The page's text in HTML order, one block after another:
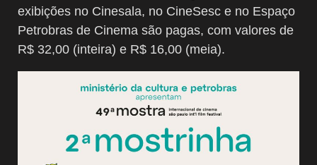
exibições no Cinesala, no CineSesc e no Espaço
Petrobras de Cinema são pagas, com valores de
R$ 32,00 (inteira) e R$ 16,00 (meia).